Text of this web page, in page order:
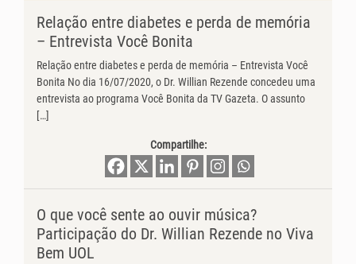
Relação entre diabetes e perda de memória
– Entrevista Você Bonita
Relação entre diabetes e perda de memória – Entrevista Você
Bonita No dia 16/07/2020, o Dr. Willian Rezende concedeu uma
entrevista ao programa Você Bonita da TV Gazeta. O assunto
[…]
Compartilhe:
O que você sente ao ouvir música?
Participação do Dr. Willian Rezende no Viva
Bem UOL